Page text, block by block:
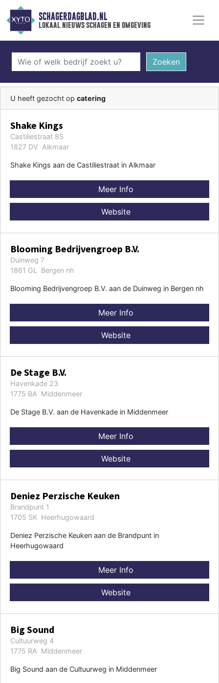
SCHAGERDAGBLAD.NL
lokaal nieuws schagen en omgeving
Zoeken
U heeft gezocht op catering
Shake Kings
Castiliestraat 85
1827 DV Alkmaar
Shake Kings aan de Castiliestraat in Alkmaar
Meer Info
Website
Blooming Bedrijvengroep B.V.
Duinweg 7
1861 GL Bergen nh
Blooming Bedrijvengroep B.V. aan de Duinweg in Bergen nh
Meer Info
Website
De Stage B.V.
Havenkade 23
1775 BA Middenmeer
De Stage B.V. aan de Havenkade in Middenmeer
Meer Info
Website
Deniez Perzische Keuken
Brandpunt 1
1705 SK Heerhugowaard
Deniez Perzische Keuken aan de Brandpunt in
Heerhugowaard
Meer Info
Website
Big Sound
Cultuurweg 4
1775 RA Middenmeer
Big Sound aan de Cultuurweg in Middenmeer